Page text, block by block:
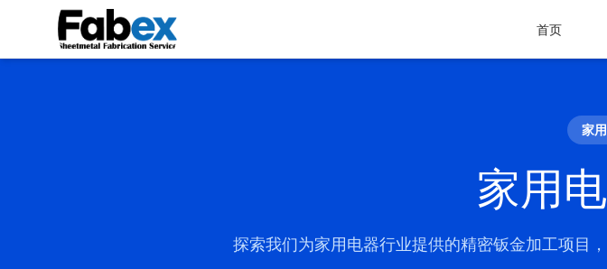
Skip to main content
首页
家
家用
探索我们为家用电器行业提供的精密钣金加工项目